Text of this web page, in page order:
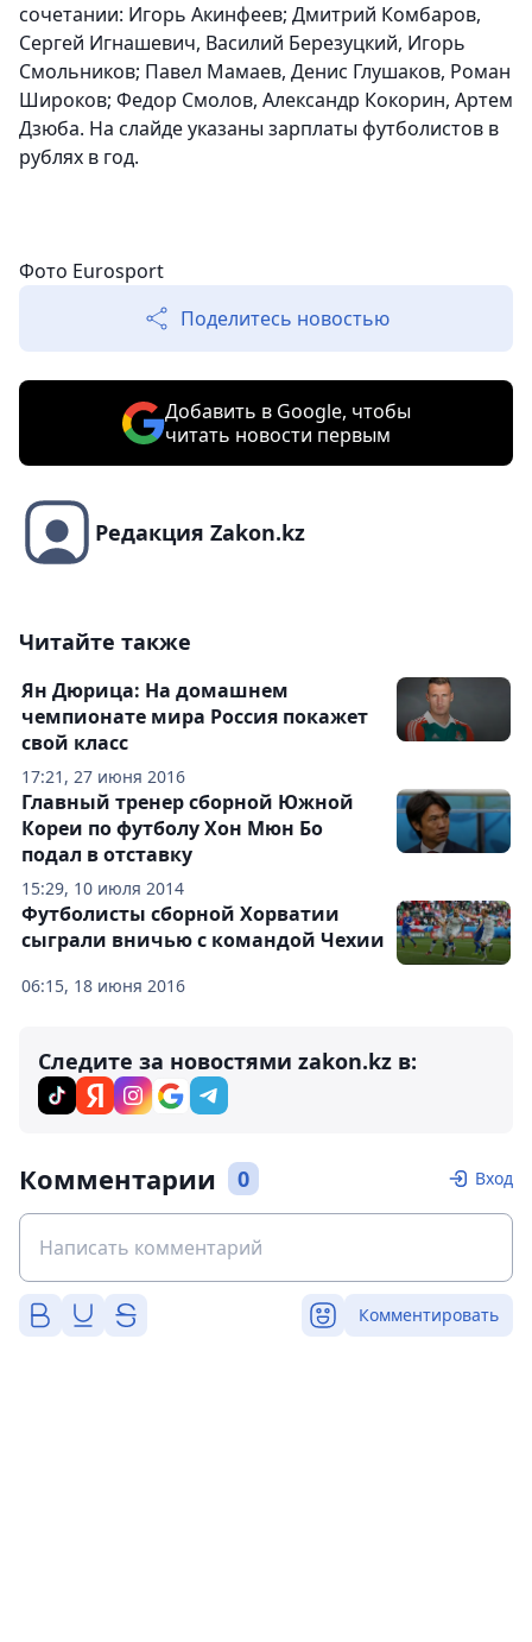
сочетании: Игорь Акинфеев; Дмитрий Комбаров,
Сергей Игнашевич, Василий Березуцкий, Игорь
Смольников; Павел Мамаев, Денис Глушаков, Роман
Широков; Федор Смолов, Александр Кокорин, Артем
Дзюба. На слайде указаны зарплаты футболистов в
рублях в год.
Фото Eurosport
Поделитесь новостью
Добавить в Google, чтобы
читать новости первым
Редакция Zakon.kz
Читайте также
17:21, 27 июня 2016
Ян Дюрица: На домашнем
чемпионате мира Россия покажет
свой класс
15:29, 10 июля 2014
Главный тренер сборной Южной
Кореи по футболу Хон Мюн Бо
подал в отставку
06:15, 18 июня 2016
Футболисты сборной Хорватии
сыграли вничью с командой Чехии
Следите за новостями zakon.kz в:
Комментарии 0 Вход
Комментировать